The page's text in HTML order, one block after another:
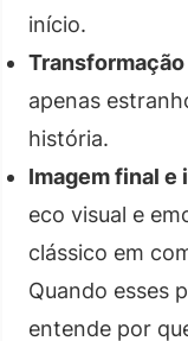
início.
apenas
história.
Imagem final e
eco visual e
clássico em
Quando esses
entende por